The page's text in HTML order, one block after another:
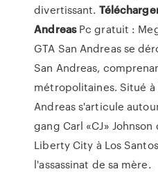
divertissant.
AndreasPc gratuit :
GTA San Andreas se
San Andreas,
métropolitaines. Situé à
Andreas s'articule
gang Carl «CJ»
Liberty City à Los
l'assassinat de sa mère.